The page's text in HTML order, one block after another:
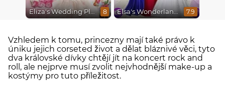
Eliza's Wedding Planner 8 Elsa's Wonderland Wedding 7.9
Vzhledem k tomu, princezny mají také právo k
úniku jejich corseted život a dělat bláznivé věci, tyto
dva královské dívky chtějí jít na koncert rock and
roll, ale nejprve musí zvolit nejvhodnější make-up a
kostýmy pro tuto příležitost.